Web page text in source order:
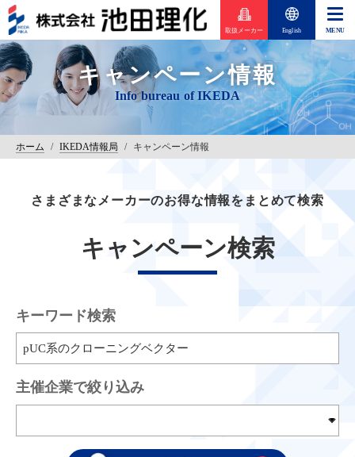
取扱メーカー English
キャンペーン情報
ホーム / IKEDA情報局 / キャンペーン情報
さまざまなメーカーのお得な情報をまとめて検索
キャンペーン検索
キーワード検索
主催企業で絞り込み